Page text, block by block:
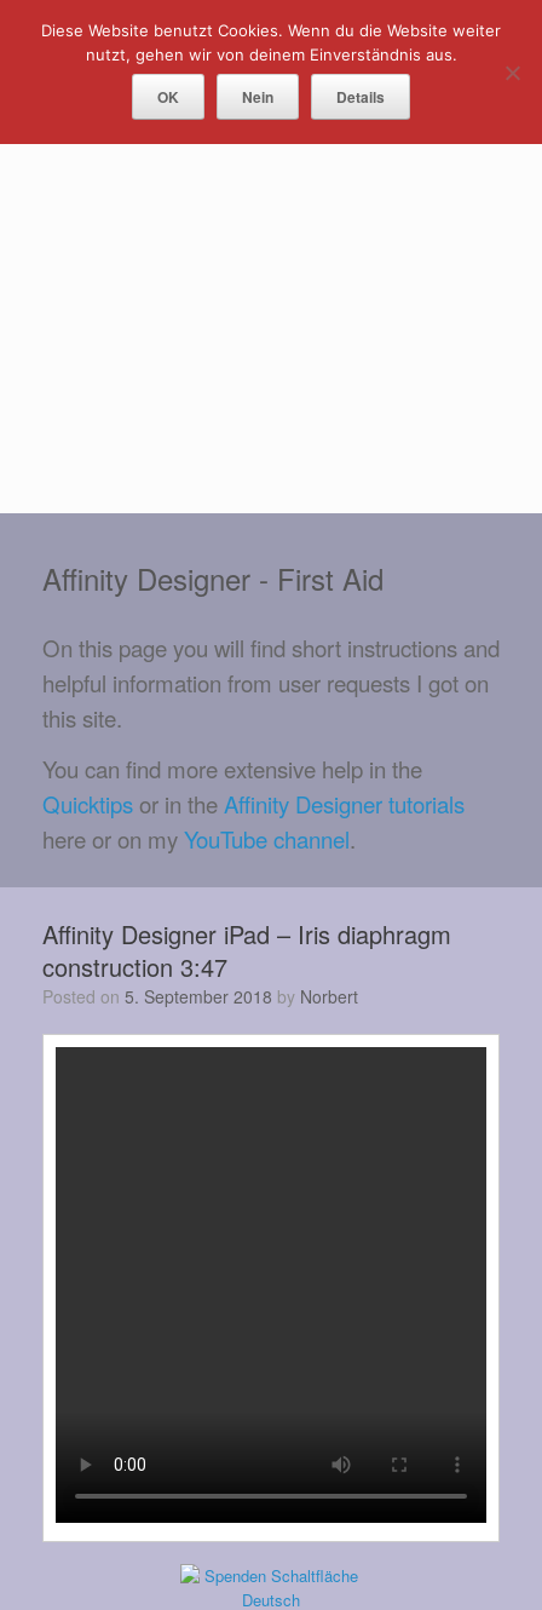
Menu
Affinity Designer - First Aid
On this page you will find short instructions and
helpful information from user requests I got on
this site.
You can find more extensive help in the
Quicktips or in the Affinity Designer tutorials
here or on myYouTube channel.
Affinity Designer iPad – Iris diaphragm
construction 3:47
Posted on 5. September 2018 by Norbert
Diese Website benutzt Cookies. Wenn du die Website weiter
nutzt, gehen wir von deinem Einverständnis aus.
OK Nein Details